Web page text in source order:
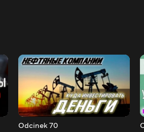
Odcinek 70